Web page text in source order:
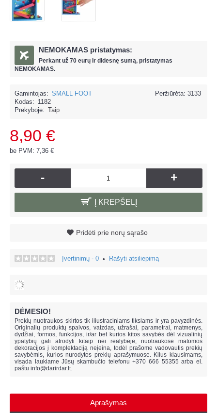
NEMOKAMAS pristatymas:
Perkant už 70 eurų ir didesnę sumą, pristatymas
NEMOKAMAS.
Peržiūrėta: 3133
Gamintojas: SMALL FOOT
Kodas: 1182
Prekyboje: Taip
8,90 €
be PVM: 7,36 €
- +
Į KREPŠELĮ
Pridėti prie norų sąrašo
Įvertinimų - 0 • Rašyti atsiliepimą
DĖMESIO!
Prekių nuotraukos skirtos tik iliustraciniams tikslams ir yra pavyzdinės.
Originalių produktų spalvos, vaizdas, užrašai, parametrai, matmenys,
dydžiai, formos, funkcijos, ir/ar bet kurios kitos savybės dėl vizualinių
ypatybių gali atrodyti kitaip nei realybėje, nuotraukose matomos
dekoracijos į komplektaciją neįeina, todėl prašome vadovautis prekių
savybėmis, kurios nurodytos prekių aprašymuose. Kilus klausimams,
visada laukiame Jūsų skambučio telefonu +370 666 55355 arba el.
paštu info@darirdar.lt.
Aprašymas